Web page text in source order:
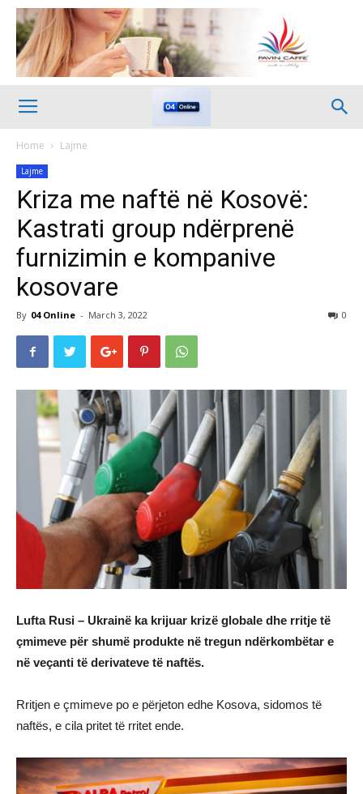
Home Lajme
Lajme
Kriza me naftë në Kosovë:
Kastrati group ndërprenë
furnizimin e kompanive
kosovare
By 04 Online - March 3, 2022 0
Lufta Rusi – Ukrainë ka krijuar krizë globale dhe rritje të
çmimeve për shumë produkte në tregun ndërkombëtar e
në veçanti të derivateve të naftës.
Rritjen e çmimeve po e përjeton edhe Kosova, sidomos të
naftës, e cila pritet të rritet ende.